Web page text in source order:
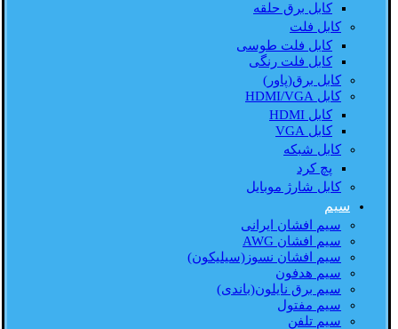
کابل برق حلقه
کابل فلت
کابل فلت طوسی
کابل فلت رنگی
کابل برق(پاور)
کابل HDMI/VGA
کابل HDMI
کابل VGA
کابل شبکه
پچ کرد
کابل شارژ موبایل
سیم
سیم افشان ایرانی
سیم افشان AWG
سیم افشان نسوز(سیلیکون)
سیم هدفون
سیم برق نایلون(باندی)
سیم مفتول
سیم تلفن